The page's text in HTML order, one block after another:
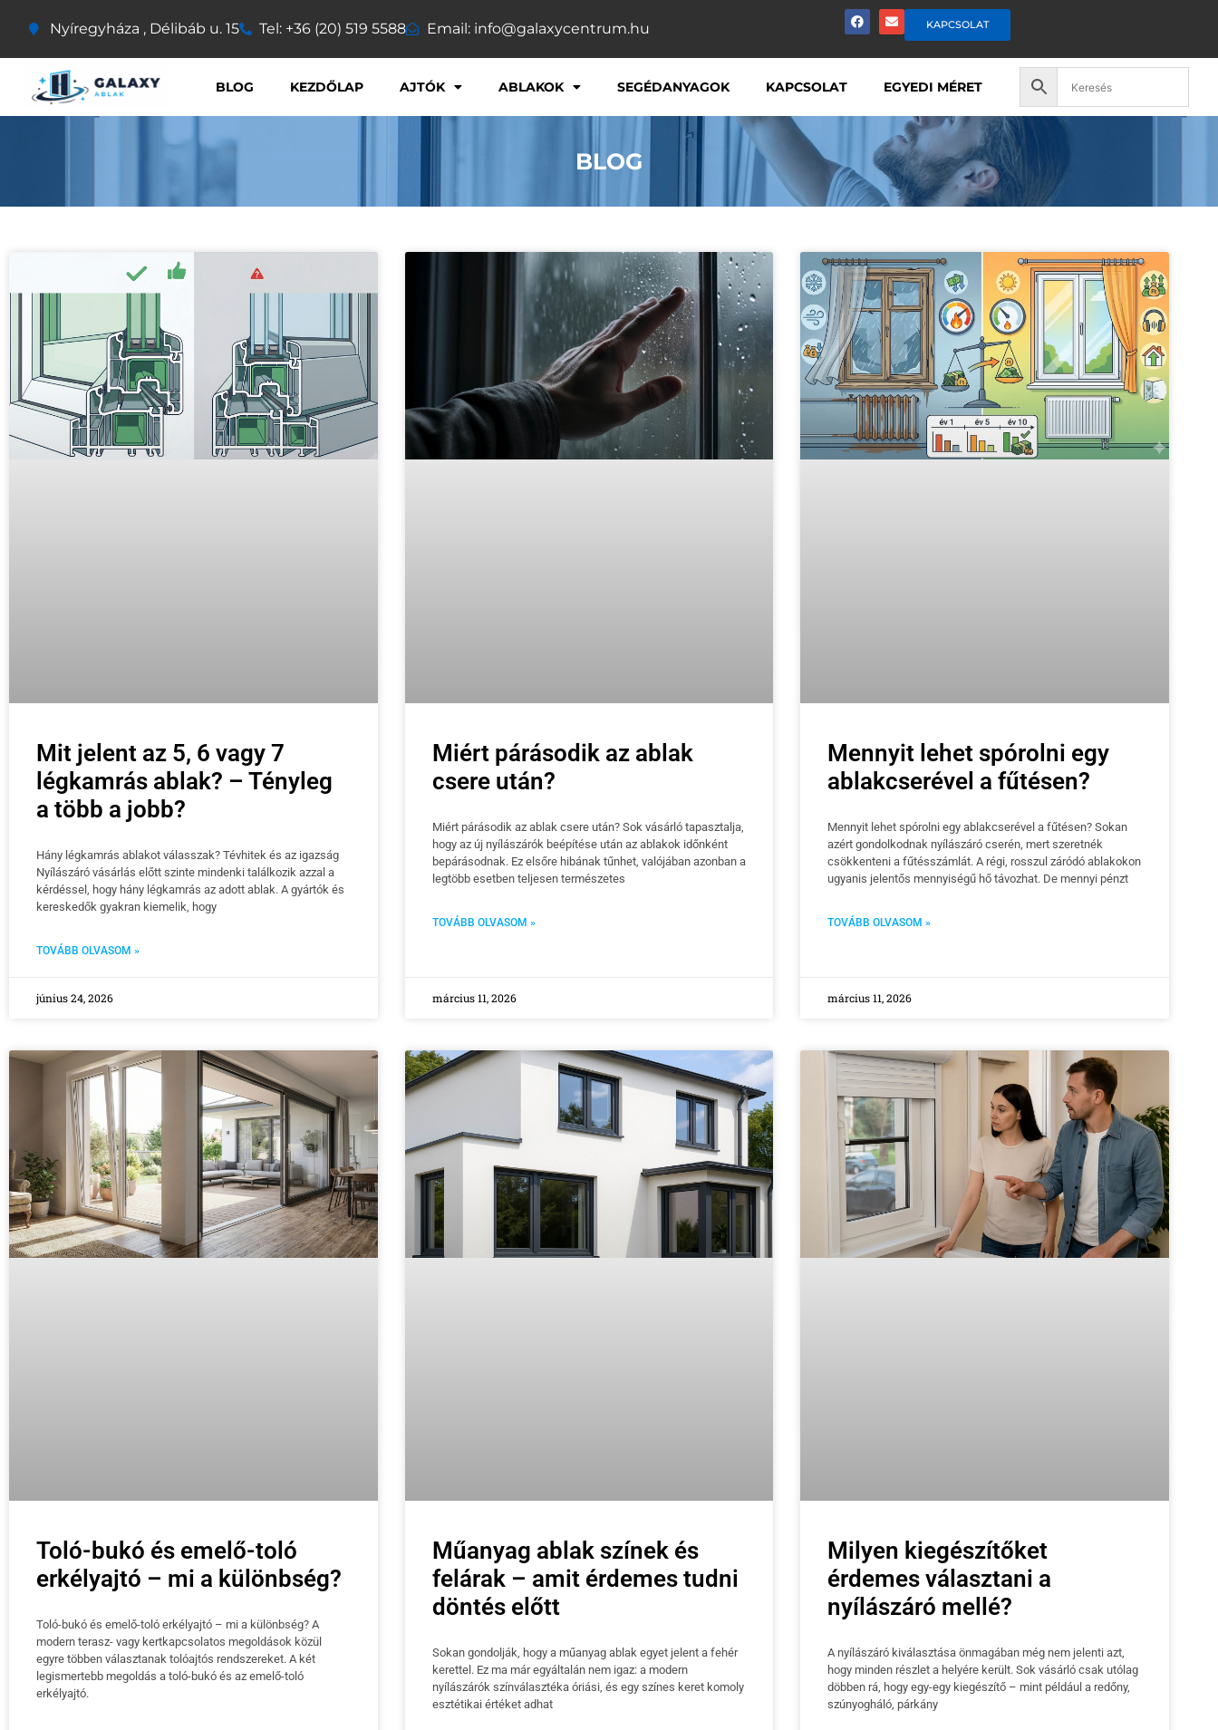
Nyíregyháza , Délibáb u. 15 Tel: +36 (20) 519 5588 Email: info@galaxycentrum.hu KAPCSOLAT
BLOG KEZDŐLAP AJTÓK ABLAKOK SEGÉDANYAGOK KAPCSOLAT EGYEDI MÉRET
BLOG
Mit jelent az 5, 6 vagy 7
légkamrás ablak? – Tényleg
a több a jobb?
Hány légkamrás ablakot válasszak? Tévhitek és az igazság
Nyílászáró vásárlás előtt szinte mindenki találkozik azzal a
kérdéssel, hogy hány légkamrás az adott ablak. A gyártók és
kereskedők gyakran kiemelik, hogy
TOVÁBB OLVASOM »
június 24, 2026
Miért párásodik az ablak
csere után?
Miért párásodik az ablak csere után? Sok vásárló tapasztalja,
hogy az új nyílászárók beépítése után az ablakok időnként
bepárásodnak. Ez elsőre hibának tűnhet, valójában azonban a
legtöbb esetben teljesen természetes
TOVÁBB OLVASOM »
március 11, 2026
Mennyit lehet spórolni egy
ablakcserével a fűtésen?
Mennyit lehet spórolni egy ablakcserével a fűtésen? Sokan
azért gondolkodnak nyílászáró cserén, mert szeretnék
csökkenteni a fűtésszámlát. A régi, rosszul záródó ablakokon
ugyanis jelentős mennyiségű hő távozhat. De mennyi pénzt
TOVÁBB OLVASOM »
március 11, 2026
Toló-bukó és emelő-toló
erkélyajtó – mi a különbség?
Toló-bukó és emelő-toló erkélyajtó – mi a különbség? A
modern terasz- vagy kertkapcsolatos megoldások közül
egyre többen választanak tolóajtós rendszereket. A két
legismertebb megoldás a toló-bukó és az emelő-toló
erkélyajtó.
Műanyag ablak színek és
felárak – amit érdemes tudni
döntés előtt
Sokan gondolják, hogy a műanyag ablak egyet jelent a fehér
kerettel. Ez ma már egyáltalán nem igaz: a modern
nyílászárók színválasztéka óriási, és egy színes keret komoly
esztétikai értéket adhat
Milyen kiegészítőket
érdemes választani a
nyílászáró mellé?
A nyílászáró kiválasztása önmagában még nem jelenti azt,
hogy minden részlet a helyére került. Sok vásárló csak utólag
döbben rá, hogy egy-egy kiegészítő – mint például a redőny,
szúnyogháló, párkány